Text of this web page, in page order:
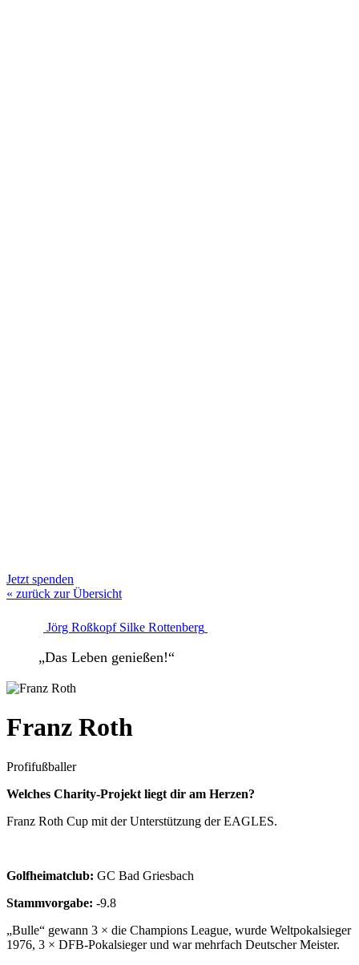
Jetzt spenden
« zurück zur Übersicht
Jörg Roßkopf Silke Rottenberg
„Das Leben genießen!“
Franz Roth
Profifußballer
Welches Charity-Projekt liegt dir am Herzen?
Franz Roth Cup mit der Unterstützung der EAGLES.
Golfheimatclub: GC Bad Griesbach
Stammvorgabe: -9.8
„Bulle“ gewann 3 × die Champions League, wurde Weltpokalsieger
1976, 3 × DFB-Pokalsieger und war mehrfach Deutscher Meister.